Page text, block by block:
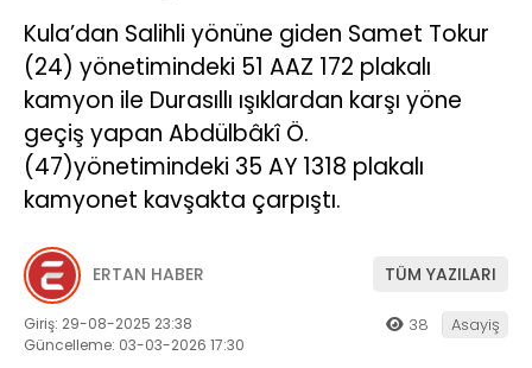
Kula’dan Salihli yönüne giden Samet Tokur
(24) yönetimindeki 51 AAZ 172 plakalı
kamyon ile Durasıllı ışıklardan karşı yöne
geçiş yapan Abdülbâkî Ö.
(47)yönetimindeki 35 AY 1318 plakalı
kamyonet kavşakta çarpıştı.
ERTAN HABER TÜM YAZILARI
Giriş: 29-08-2025 23:38
Güncelleme: 03-03-2026 17:30
38 Asayiş